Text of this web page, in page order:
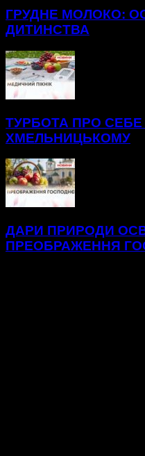
ГРУДНЕ МОЛОКО:
ДИТИНСТВА
ТУРБОТА ПРО СЕБЕ
ХМЕЛЬНИЦЬКОМУ
ДАРИ ПРИРОДИ
ПРЕОБРАЖЕННЯ